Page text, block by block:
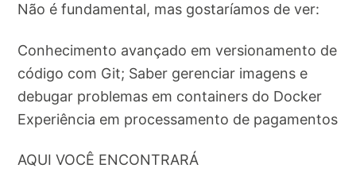
Não é fundamental, mas gostaríamos de ver:
Conhecimento avançado em versionamento de
código com Git; Saber gerenciar imagens e
debugar problemas em containers do Docker
Experiência em processamento de pagamentos
AQUI VOCÊ ENCONTRARÁ